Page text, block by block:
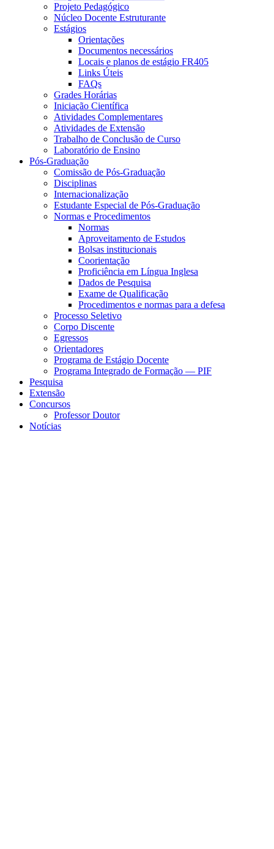
Projeto Pedagógico
Núcleo Docente Estruturante
Estágios
Orientações
Documentos necessários
Locais e planos de estágio FR405
Links Úteis
FAQs
Grades Horárias
Iniciação Científica
Atividades Complementares
Atividades de Extensão
Trabalho de Conclusão de Curso
Laboratório de Ensino
Pós-Graduação
Comissão de Pós-Graduação
Disciplinas
Internacionalização
Estudante Especial de Pós-Graduação
Normas e Procedimentos
Normas
Aproveitamento de Estudos
Bolsas institucionais
Coorientação
Proficiência em Língua Inglesa
Dados de Pesquisa
Exame de Qualificação
Procedimentos e normas para a defesa
Processo Seletivo
Corpo Discente
Egressos
Orientadores
Programa de Estágio Docente
Programa Integrado de Formação — PIF
Pesquisa
Extensão
Concursos
Professor Doutor
Notícias